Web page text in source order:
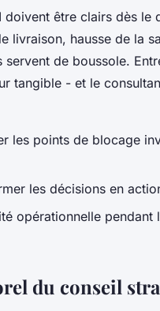
doivent être clairs dès le
livraison, hausse de la
de boussole.
tangible - et le
les points de blocage
les décisions en
opérationnelle pendant
du conseil